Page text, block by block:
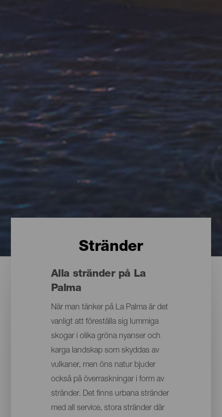
Stränder
Alla stränder på La
Palma
När man tänker på La Palma är det
vanligt att föreställa sig lummiga
skogar i olika gröna nyanser och
karga landskap som skyddas av
vulkaner, men öns natur bjuder
också på överraskningar i form av
stränder. Det finns urbana stränder
med all service, stora stränder där